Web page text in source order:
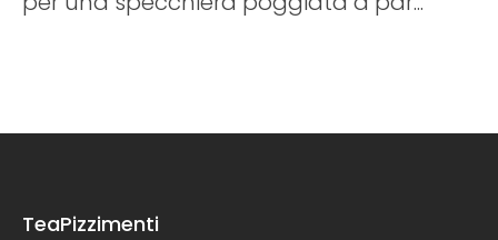
TeaPizzimenti